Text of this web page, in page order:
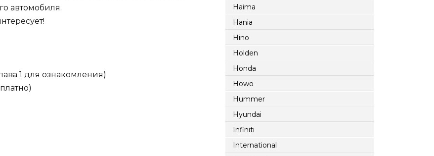
автомобиля.
1 для ознакомления)
Haima
Hania
Hino
Holden
Honda
Howo
Hummer
Hyundai
Infiniti
International